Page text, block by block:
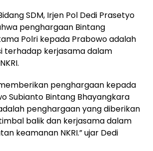
SDM, Irjen Pol Dedi Prasetyo
penghargaan Bintang
Polri kepada Prabowo adalah
terhadap kerjasama dalam
penghargaan kepada
Subianto Bintang Bhayangkara
penghargaan yang diberikan
balik dan kerjasama dalam
keamanan NKRI.” ujar Dedi